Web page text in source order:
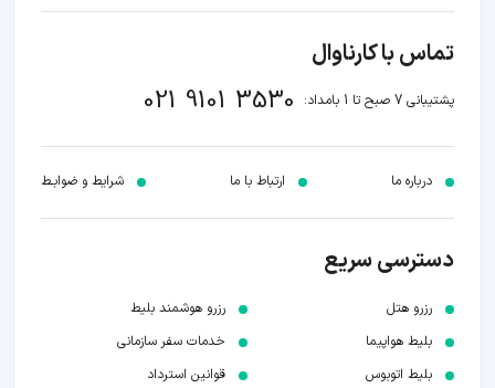
تماس با کارناوال
پشتیبانی 7 صبح تا 1 بامداد: 021 9101 3530
درباره ما ارتباط با ما شرایط و ضوابـط
دسترسی سریع
رزرو هتل
بلیط هواپیما
بلیط اتوبوس
رزرو هوشمند بلیط
خدمات سفر سازمانی
قوانین استرداد